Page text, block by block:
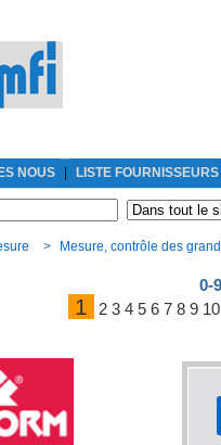
NOUS LISTE FOURNISSEURS
> Mesure, contrôle des
0-
1 2 3 4 5 6 7 8 9 10